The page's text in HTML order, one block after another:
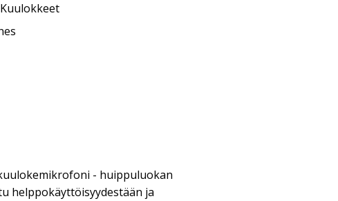
Kuulokkeet
- huippuluokan
helppokäyttöisyydestään ja